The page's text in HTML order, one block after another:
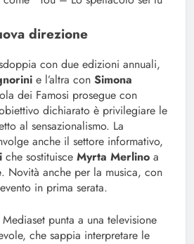
direzione
con due edizioni annuali,
e l’altra con Simona
dei Famosi prosegue con
dichiarato è privilegiare le
al sensazionalismo. La
anche il settore informativo,
che sostituisce Myrta Merlino a
. Novità anche per la musica, con
in prima serata.
punta a una televisione
che sappia interpretare le